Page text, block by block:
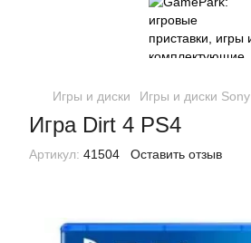
Игры и диски Игры и диски Sony
Игра Dirt 4 PS4
Артикул: 41504 Оставить отзыв